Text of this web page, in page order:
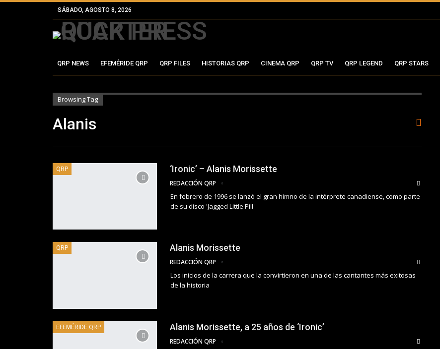
SÁBADO, AGOSTO 8, 2026
QRP NEWS EFEMÉRIDE QRP QRP FILES HISTORIAS QRP CINEMA QRP QRP TV QRP LEGEND QRP STARS
Browsing Tag
Alanis
QRP ‘Ironic’ – Alanis Morissette
REDACCIÓN QRP
En febrero de 1996 se lanzó el gran himno de la intérprete canadiense, como parte
de su disco 'Jagged Little Pill'
QRP Alanis Morissette
REDACCIÓN QRP
Los inicios de la carrera que la convirtieron en una de las cantantes más exitosas
de la historia
EFEMÉRIDE QRP Alanis Morissette, a 25 años de ‘Ironic’
REDACCIÓN QRP